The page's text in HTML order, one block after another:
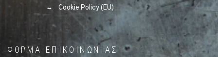
Cookie Policy (EU)
ΦΌΡΜΑ ΕΠΙΚΟΙΝΩΝΊΑΣ